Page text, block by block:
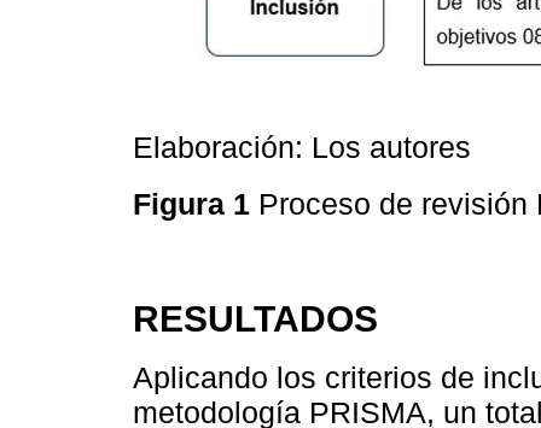
Elaboración: Los autores
Figura 1 Proceso de
RESULTADOS
Aplicando los criterios de
metodología PRISMA, un